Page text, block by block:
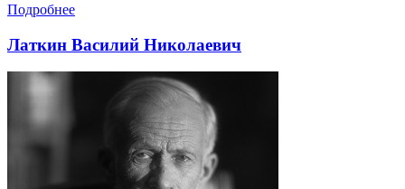
Подробнее
Латкин Василий Николаевич